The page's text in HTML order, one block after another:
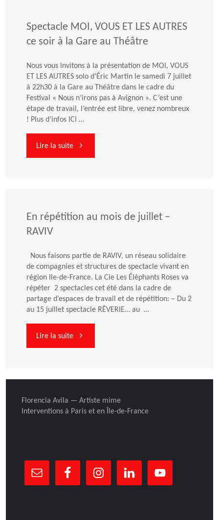
18
22
juillet
2012
Spectacle MOI, VOUS ET LES AUTRES
ce soir à la Gare au Théâtre
Nous vous invitons à la présentation de MOI, VOUS
ET LES AUTRES solo d’Éric Martin le samedi 7 juillet
à 22h30 à la Gare au Théâtre dans le cadre du
Festival « Nous n’irons pas à Avignon ». C’est une
étape de travail, l’entrée est libre, venez nombreux
! Plus d’infos ICI …
Lire la suite"Spectacle
ET
AUTRES
ce
soir
Gare
au
En répétition au mois de juillet –
RAVIV
Nous faisons partie de RAVIV, un réseau solidaire
de compagnies et structures de spectacle vivant en
région Ile-de-France. La Cie Les Éléphants Roses va
répéter 2 spectacles cet été dans la cadre de
partage d’espaces de travail et de répétition: – Du 2
au 15 juillet spectacle RÊVERIE… au …
Lire la suite"En
au
mois
Florencia Avila — Artiste mime
Interventions à Paris et en Île-de-France